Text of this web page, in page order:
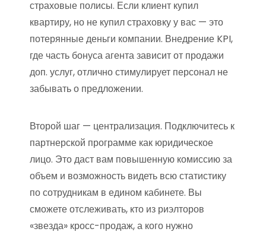
страховые полисы. Если клиент купил
квартиру, но не купил страховку у вас — это
потерянные деньги компании. Внедрение KPI,
где часть бонуса агента зависит от продажи
доп. услуг, отлично стимулирует персонал не
забывать о предложении.
Второй шаг — централизация. Подключитесь к
партнерской программе как юридическое
лицо. Это даст вам повышенную комиссию за
объем и возможность видеть всю статистику
по сотрудникам в едином кабинете. Вы
сможете отслеживать, кто из риэлторов
«звезда» кросс-продаж, а кого нужно